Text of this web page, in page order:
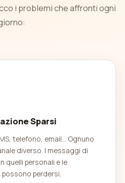
i problemi che affronti ogni
Sparsi
telefono, email... Ognuno
diverso. I messaggi di
quelli personali e le
perdersi.